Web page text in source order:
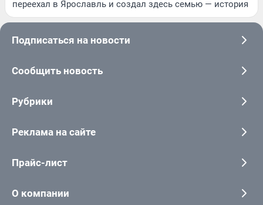
переехал в Ярославль и создал здесь семью — история
Подписаться на новости
Сообщить новость
Рубрики
Реклама на сайте
Прайс-лист
О компании